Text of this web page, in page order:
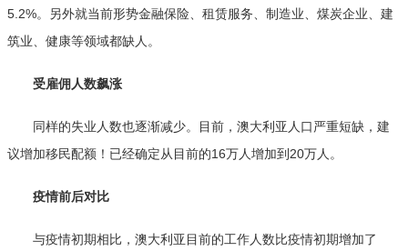
5.2%。另外就当前形势金融保险、租赁服务、制造业、煤炭企业、建
筑业、健康等领域都缺人。
受雇佣人数飙涨
同样的失业人数也逐渐减少。目前，澳大利亚人口严重短缺，建
议增加移民配额！已经确定从目前的16万人增加到20万人。
疫情前后对比
与疫情初期相比，澳大利亚目前的工作人数比疫情初期增加了